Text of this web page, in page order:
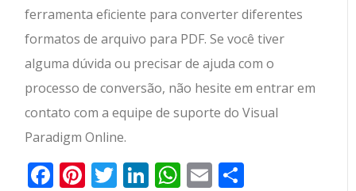
ferramenta eficiente para converter diferentes
formatos de arquivo para PDF. Se você tiver
alguma dúvida ou precisar de ajuda com o
processo de conversão, não hesite em entrar em
contato com a equipe de suporte do Visual
Paradigm Online.
Facebook
Pinterest
Twitter
LinkedIn
WhatsApp
Email